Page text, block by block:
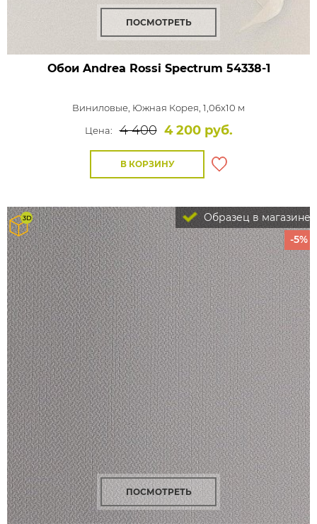
ПОСМОТРЕТЬ
Обои Andrea Rossi Spectrum 54338-1
Виниловые, Южная Корея, 1,06x10 м
Цена:
4 400 4 200 руб.
В КОРЗИНУ
Образец в магазине
-5%
ПОСМОТРЕТЬ